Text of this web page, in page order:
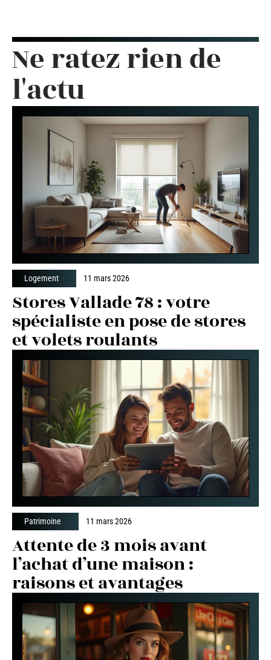
Ne ratez rien de
l'actu
Logement 11 mars 2026
Stores Vallade 78 : votre
spécialiste en pose de stores
et volets roulants
Patrimoine 11 mars 2026
Attente de 3 mois avant
l’achat d’une maison :
raisons et avantages